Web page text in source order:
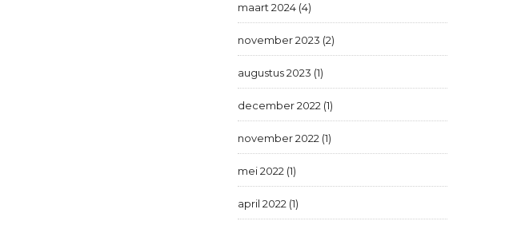
maart 2024 (4)
november 2023 (2)
augustus 2023 (1)
december 2022 (1)
november 2022 (1)
mei 2022 (1)
april 2022 (1)